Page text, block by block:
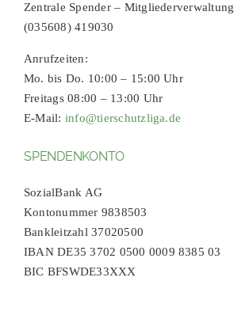
Zentrale Spender – Mitgliederverwaltung
(035608) 419030
Anrufzeiten:
Mo. bis Do. 10:00 – 15:00 Uhr
Freitags 08:00 – 13:00 Uhr
E-Mail: info@tierschutzliga.de
SPENDENKONTO
SozialBank AG
Kontonummer 9838503
Bankleitzahl 37020500
IBAN DE35 3702 0500 0009 8385 03
BIC BFSWDE33XXX